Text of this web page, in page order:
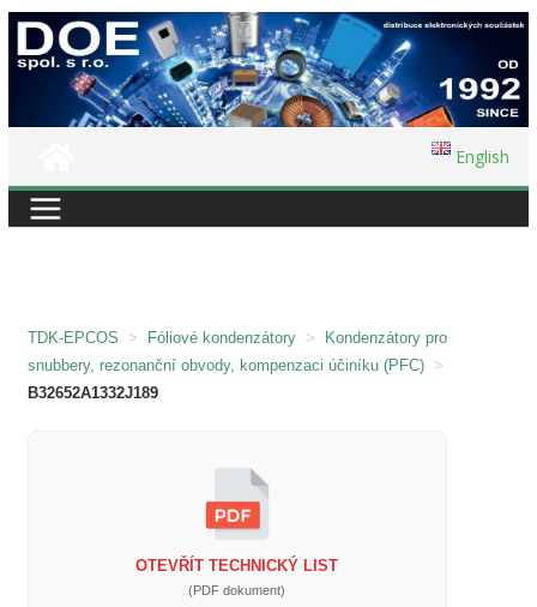
Přeskočit
na
English
TDK-EPCOS > Fóliové kondenzátory >
Kondenzátory pro
snubbery, rezonanční obvody, kompenzaci účiníku (PFC) >
B32652A1332J189
OTEVŘÍT TECHNICKÝ LIST
(PDF dokument)